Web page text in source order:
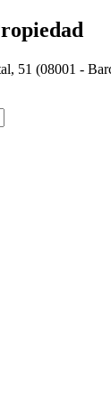
51 (08001 -